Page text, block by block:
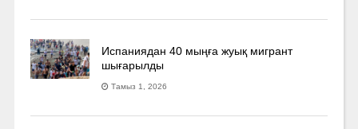
Испаниядан 40 мыңға жуық мигрант
шығарылды
Тамыз 1, 2026